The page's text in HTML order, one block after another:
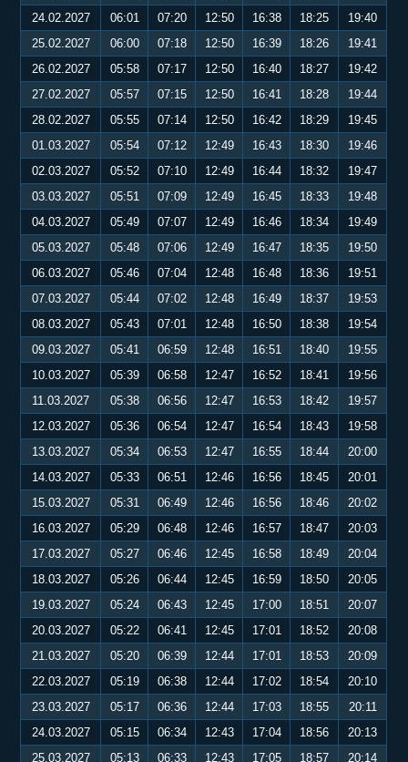
24.02.2027
06:01 07:20 12:50 16:38 18:25
19:40
25.02.2027
06:00 07:18 12:50 16:39 18:26
19:41
26.02.2027
05:58 07:17 12:50 16:40 18:27
19:42
27.02.2027
05:57 07:15 12:50 16:41 18:28
19:44
28.02.2027
05:55 07:14 12:50 16:42 18:29
19:45
01.03.2027
05:54 07:12 12:49 16:43 18:30
19:46
02.03.2027
05:52 07:10 12:49 16:44 18:32
19:47
03.03.2027
05:51 07:09 12:49 16:45 18:33
19:48
04.03.2027
05:49 07:07 12:49 16:46 18:34
19:49
05.03.2027
05:48 07:06 12:49 16:47 18:35
19:50
06.03.2027
05:46 07:04 12:48 16:48 18:36
19:51
07.03.2027
05:44 07:02 12:48 16:49 18:37
19:53
08.03.2027
05:43 07:01 12:48 16:50 18:38
19:54
09.03.2027
05:41 06:59 12:48 16:51 18:40
19:55
10.03.2027
05:39 06:58 12:47 16:52 18:41
19:56
11.03.2027
05:38 06:56 12:47 16:53 18:42
19:57
12.03.2027
05:36 06:54 12:47 16:54 18:43
19:58
13.03.2027
05:34 06:53 12:47 16:55 18:44
20:00
14.03.2027
05:33 06:51 12:46 16:56 18:45
20:01
15.03.2027
05:31 06:49 12:46 16:56 18:46
20:02
16.03.2027
05:29 06:48 12:46 16:57 18:47
20:03
17.03.2027
05:27 06:46 12:45 16:58 18:49
20:04
18.03.2027
05:26 06:44 12:45 16:59 18:50
20:05
19.03.2027
05:24 06:43 12:45 17:00 18:51
20:07
20.03.2027
05:22 06:41 12:45 17:01 18:52
20:08
21.03.2027
05:20 06:39 12:44 17:01 18:53
20:09
22.03.2027
05:19 06:38 12:44 17:02 18:54
20:10
23.03.2027
05:17 06:36 12:44 17:03 18:55
20:11
24.03.2027
05:15 06:34 12:43 17:04 18:56
20:13
25.03.2027
05:13 06:33 12:43 17:05 18:57
20:14